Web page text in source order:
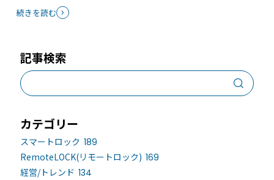
続きを読む
記事検索
カテゴリー
スマートロック 189
RemoteLOCK(リモートロック) 169
経営/トレンド 134